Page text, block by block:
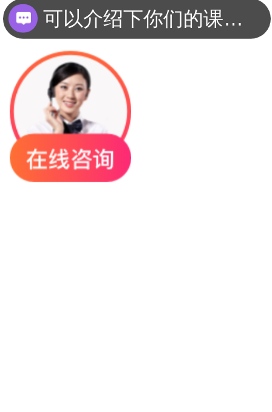
可以介绍下你们的课程吗？